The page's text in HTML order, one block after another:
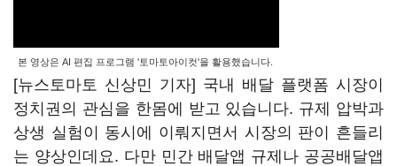
본 영상은 AI 편집 프로그램 '토마토아이컷'을 활용했습니다.
[뉴스토마토 신상민 기자] 국내 배달 플랫폼 시장이
정치권의 관심을 한몸에 받고 있습니다. 규제 압박과
상생 실험이 동시에 이뤄지면서 시장의 판이 흔들리
는 양상인데요. 다만 민간 배달앱 규제나 공공배달앱